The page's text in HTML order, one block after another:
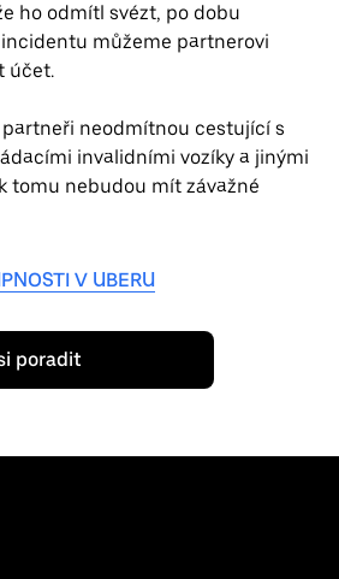
ho odmítl svézt, po dobu
můžeme partnerovi
účet.
partneři neodmítnou cestující s
invalidními vozíky a jinými
tomu nebudou mít závažné
V UBERU
poradit